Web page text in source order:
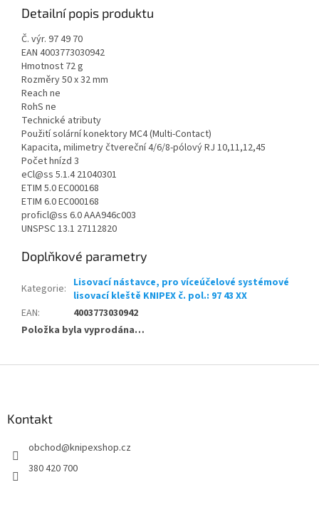
Detailní popis produktu
Č. výr. 97 49 70
EAN 4003773030942
Hmotnost 72 g
Rozměry 50 x 32 mm
Reach ne
RohS ne
Technické atributy
Použití solární konektory MC4 (Multi-Contact)
Kapacita, milimetry čtvereční 4/6/8-pólový RJ 10,11,12,45
Počet hnízd 3
eCl@ss 5.1.4 21040301
ETIM 5.0 EC000168
ETIM 6.0 EC000168
proficl@ss 6.0 AAA946c003
UNSPSC 13.1 27112820
Doplňkové parametry
Kategorie: Lisovací nástavce, pro víceúčelové systémové
lisovací kleště KNIPEX č. pol.: 97 43 XX
EAN:
4003773030942
Položka byla vyprodána…
Kontakt
obchod@knipexshop.cz
380 420 700